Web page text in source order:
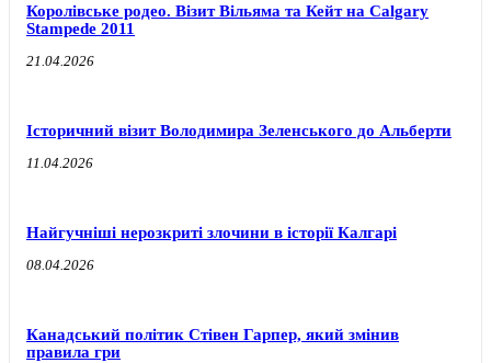
Королівське родео. Візит Вільяма та Кейт на Calgary
Stampede 2011
21.04.2026
Історичний візит Володимира Зеленського до Альберти
11.04.2026
Найгучніші нерозкриті злочини в історії Калгарі
08.04.2026
Канадський політик Стівен Гарпер, який змінив
правила гри